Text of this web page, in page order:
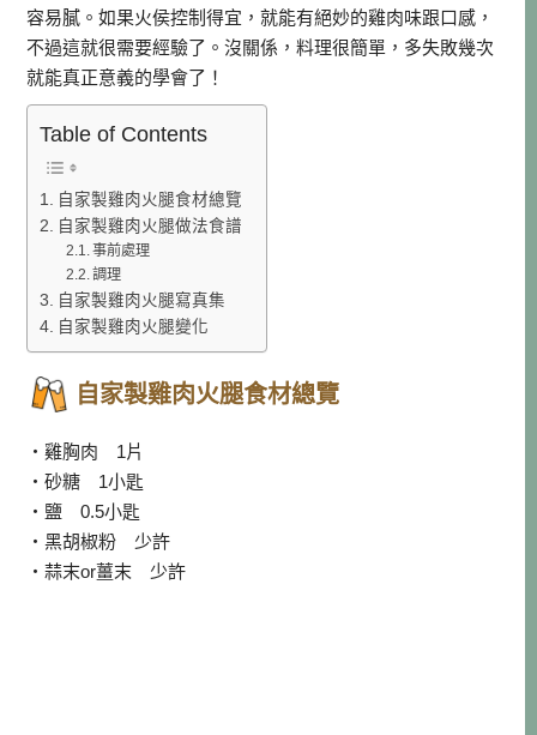
容易膩。如果火侯控制得宜，就能有絕妙的雞肉味跟口感，
不過這就很需要經驗了。沒關係，料理很簡單，多失敗幾次
就能真正意義的學會了！
Table of Contents
自家製雞肉火腿食材總覽
自家製雞肉火腿做法食譜
事前處理
調理
自家製雞肉火腿寫真集
自家製雞肉火腿變化
自家製雞肉火腿食材總覽
・雞胸肉 1片
・砂糖 1小匙
・鹽 0.5小匙
・黑胡椒粉 少許
・蒜末or薑末 少許